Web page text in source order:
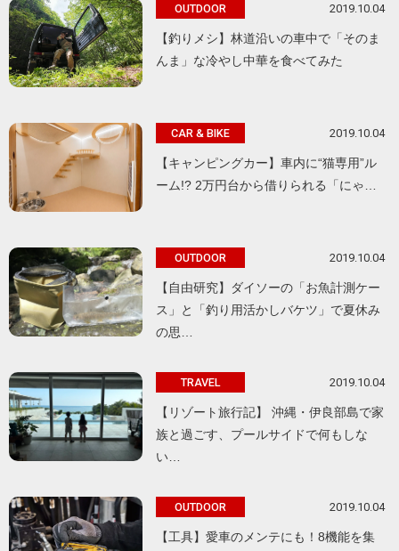
OUTDOOR 2019.10.04
【釣りメシ】林道沿いの車中で「そのま
んま」な冷やし中華を食べてみた
CAR & BIKE 2019.10.04
【キャンピングカー】車内に“猫専用”ル
ーム!? 2万円台から借りられる「にゃ…
OUTDOOR 2019.10.04
【自由研究】ダイソーの「お魚計測ケー
ス」と「釣り用活かしバケツ」で夏休み
の思…
TRAVEL 2019.10.04
【リゾート旅行記】 沖縄・伊良部島で家
族と過ごす、プールサイドで何もしな
い…
OUTDOOR 2019.10.04
【工具】愛車のメンテにも！8機能を集